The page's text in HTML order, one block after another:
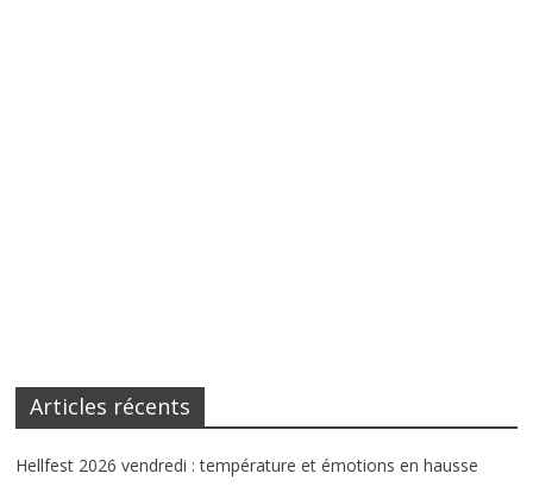
Articles récents
Hellfest 2026 vendredi : température et émotions en hausse